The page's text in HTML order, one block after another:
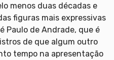
menos duas décadas e
figuras mais expressivas
Paulo de Andrade, que é
de que algum outro
tempo na apresentação